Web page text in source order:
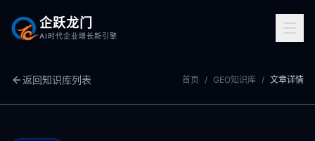
企跃龙门
AI时代企业增长新引擎
返回知识库列表 首页 / GEO知识库 / 文章详情